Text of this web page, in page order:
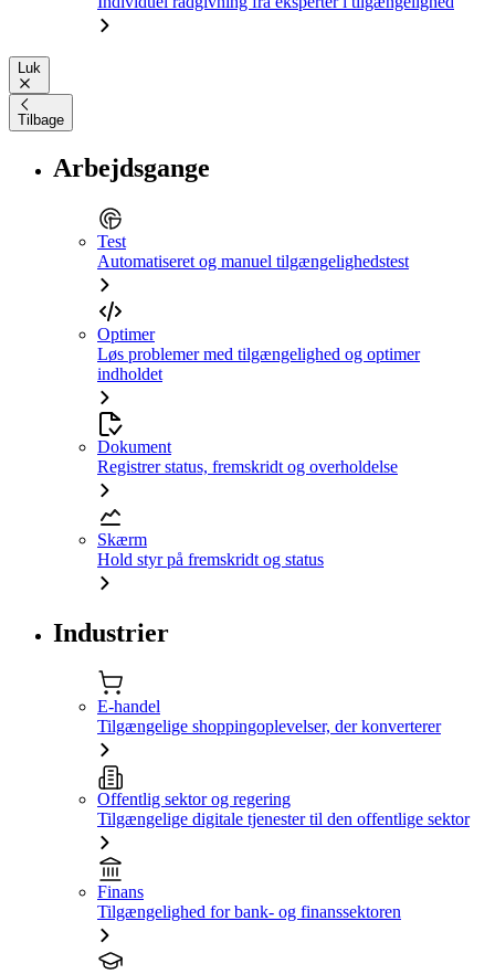
Luk
Tilbage
Arbejdsgange
Test
Automatiseret og manuel tilgængelighedstest
Optimer
Løs problemer med tilgængelighed og optimer
indholdet
Dokument
Registrer status, fremskridt og overholdelse
Skærm
Hold styr på fremskridt og status
Industrier
E-handel
Tilgængelige shoppingoplevelser, der konverterer
Offentlig sektor og regering
Tilgængelige digitale tjenester til den offentlige sektor
Finans
Tilgængelighed for bank- og finanssektoren